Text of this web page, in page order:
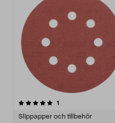
1
Slippapper och tillbehör
5.0av 5 stjärnor